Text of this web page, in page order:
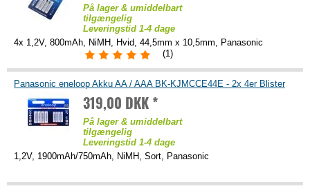
På lager & umiddelbart
tilgængelig
Leveringstid 1-4 dage
4x 1,2V, 800mAh, NiMH, Hvid, 44,5mm x 10,5mm, Panasonic
(1)
Panasonic eneloop Akku AA / AAA BK-KJMCCE44E - 2x 4er Blister
319,00 DKK *
På lager & umiddelbart
tilgængelig
Leveringstid 1-4 dage
1,2V, 1900mAh/750mAh, NiMH, Sort, Panasonic